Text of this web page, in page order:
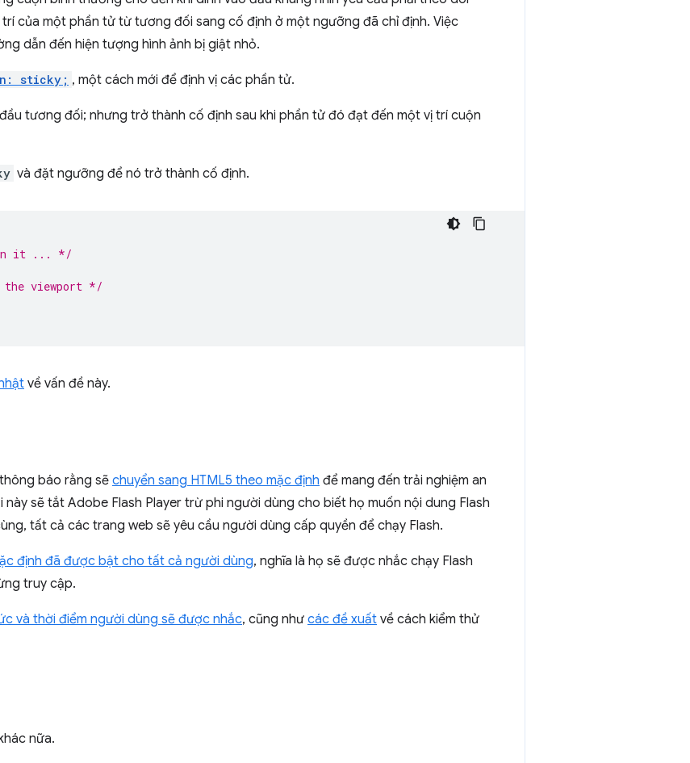
của một phần tử từ tương đối sang cố định ở một ngưỡng đã chỉ định. Việc
dẫn đến hiện tượng hình ảnh bị giật nhỏ.
sticky; , một cách mới để định vị các phần tử.
tương đối; nhưng trở thành cố định sau khi phần tử đó đạt đến một vị trí cuộn
và đặt ngưỡng để nó trở thành cố định.
it ... */
viewport */
về vấn đề này.
báo rằng sẽ chuyển sang HTML5 theo mặc định để mang đến trải nghiệm an
này sẽ tắt Adobe Flash Player trừ phi người dùng cho biết họ muốn nội dung Flash
tất cả các trang web sẽ yêu cầu người dùng cấp quyền để chạy Flash.
định đã được bật cho tất cả người dùng, nghĩa là họ sẽ được nhắc chạy Flash
truy cập.
và thời điểm người dùng sẽ được nhắc, cũng như các đề xuất về cách kiểm thử
nữa.